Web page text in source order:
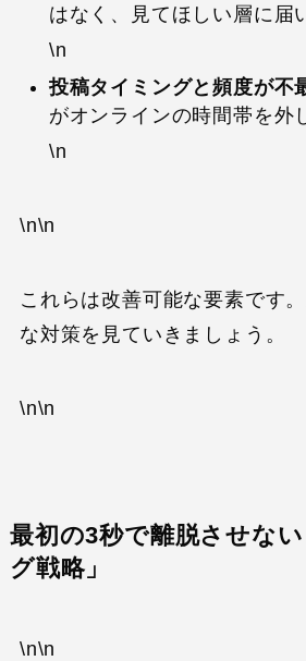
はなく、見てほしい層に届
\n
投稿タイミングと頻度が不
がオンラインの時間帯を外
\n
\n\n
これらは改善可能な要素です
な対策を見ていきましょう。
\n\n
最初の3秒で離脱させな
グ戦略」
\n\n